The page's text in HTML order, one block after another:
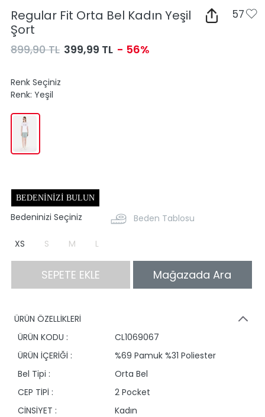
Regular Fit Orta Bel Kadın Yeşil
Şort
57
899,90 TL 399,99 TL - 56%
Renk Seçiniz
Renk: Yeşil
BEDENINIZI BULUN
Bedeninizi Seçiniz Beden Tablosu
XS S M L
SEPETE EKLE Mağazada Ara
ÜRÜN ÖZELLİKLERİ
ÜRÜN KODU :
CL1069067
ÜRÜN İÇERİĞİ :
%69 Pamuk %31 Poliester
Bel Tipi :
Orta Bel
CEP TİPİ :
2 Pocket
CİNSİYET :
Kadın